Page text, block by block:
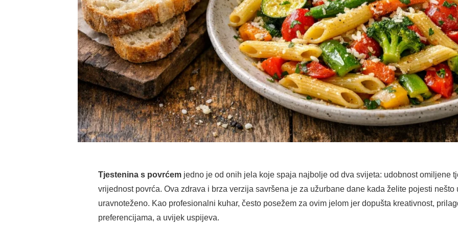
Tjestenina s povrćem jedno je od onih jela koje spaja najbolje od dva svijeta: udobnost omiljene
vrijednost povrća. Ova zdrava i brza verzija savršena je za užurbane dane kada želite pojesti nešto
uravnoteženo. Kao profesionalni kuhar, često posežem za ovim jelom jer dopušta kreativnost,
preferencijama, a uvijek uspijeva.